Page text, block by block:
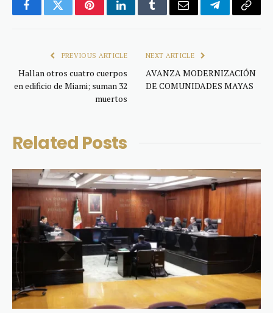
FacebookTwitterPinterestLinkedInTumblrEmail TelegramCopy
PREVIOUS ARTICLE
Hallan otros cuatro cuerpos
en edificio de Miami; suman 32
muertos
NEXT ARTICLE
AVANZA MODERNIZACIÓN
DE COMUNIDADES MAYAS
Related Posts